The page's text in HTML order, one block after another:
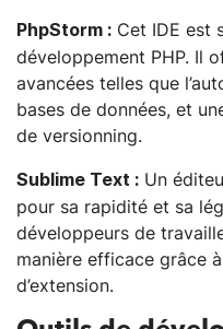
PhpStorm : Cet IDE est
développement PHP. Il
avancées telles que
bases de données, et
de versionning.
Sublime Text : Un
pour sa rapidité et sa
développeurs de
manière efficace grâce
d’extension.